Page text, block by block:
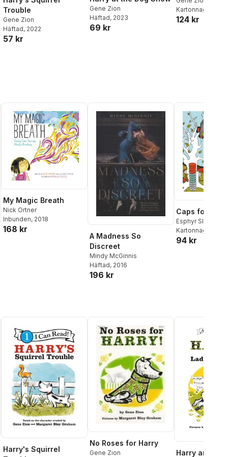
Trouble
Gene Zion
Häftad, 2022
57 kr
Gene Zion
Häftad, 2023
69 kr
Kartonnage
124 kr
My Magic Breath
Nick Ortner
Inbunden, 2018
168 kr
A Madness So
Discreet
Mindy McGinnis
Häftad, 2016
196 kr
Caps for Sale
Esphyr
Kartonnage
94 kr
Harry's Squirrel
No Roses for Harry
Gene Zion Harry and the